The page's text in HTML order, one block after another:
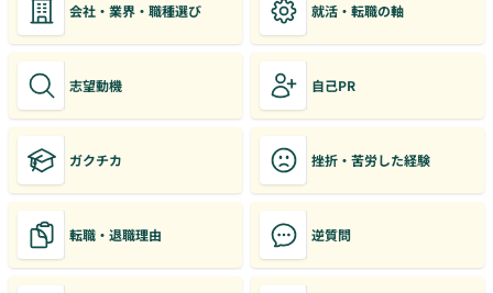
会社・業界・職種選び 就活・転職の軸
志望動機 自己PR
ガクチカ 挫折・苦労した経験
転職・退職理由 逆質問